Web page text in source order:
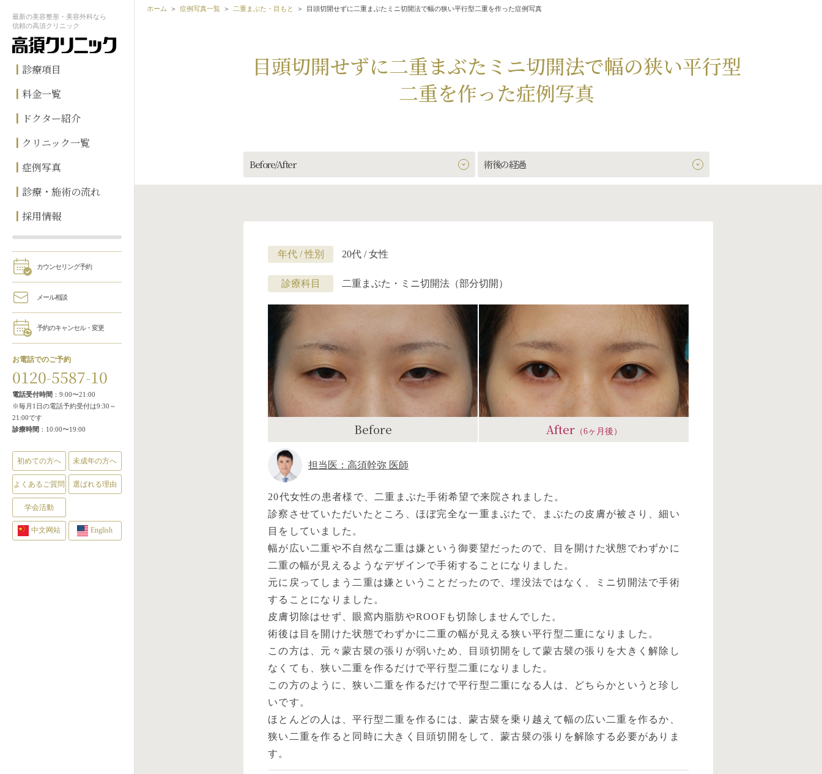
最新の美容整形・美容外科なら
信頼の高須クリニック
診療項目
料金一覧
ドクター紹介
クリニック一覧
症例写真
診療・施術の流れ
採用情報
カウンセリング予約
メール相談
予約のキャンセル・変更
お電話でのご予約
0120-5587-10
電話受付時間 ：9:00〜21:00
※毎月1日の電話予約受付は9:30～
21:00です
診療時間 ：10:00〜19:00
初めての方へ 未成年の方へ
よくあるご質問 選ばれる理由
学会活動
中文网站 English
ホーム 症例写真一覧 二重まぶた・目もと 目頭切開せずに二重まぶたミニ切開法で幅の狭い平行型二重を作った症例写真
目頭切開せずに二重まぶたミニ切開法で幅の狭い平行型
二重を作った症例写真
Before/After 術後の経過
年代 / 性別 20代 / 女性
診療科目 二重まぶた・ミニ切開法（部分切開）
Before After（6ヶ月後）
担当医：高須幹弥 医師
20代女性の患者様で、二重まぶた手術希望で来院されました。
診察させていただいたところ、ほぼ完全な一重まぶたで、まぶたの皮膚が被さり、細い
目をしていました。
幅が広い二重や不自然な二重は嫌という御要望だったので、目を開けた状態でわずかに
二重の幅が見えるようなデザインで手術することになりました。
元に戻ってしまう二重は嫌ということだったので、埋没法ではなく、ミニ切開法で手術
することになりました。
皮膚切除はせず、眼窩内脂肪やROOFも切除しませんでした。
術後は目を開けた状態でわずかに二重の幅が見える狭い平行型二重になりました。
この方は、元々蒙古襞の張りが弱いため、目頭切開をして蒙古襞の張りを大きく解除し
なくても、狭い二重を作るだけで平行型二重になりました。
この方のように、狭い二重を作るだけで平行型二重になる人は、どちらかというと珍し
いです。
ほとんどの人は、平行型二重を作るには、蒙古襞を乗り越えて幅の広い二重を作るか、
狭い二重を作ると同時に大きく目頭切開をして、蒙古襞の張りを解除する必要がありま
す。